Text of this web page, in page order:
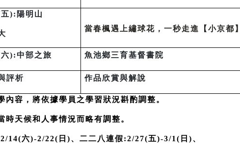
五): 陽明山
當春楓遇上繡球花，一秒走進【小京都】
六):中部之旅 魚池鄉三育基督書院
評析 作品欣賞與解說
容，將依據學員之學習狀況斟酌調整。
時天候和人事情況而略有調整。
14(六)-2/22(日)、二二八連假:2/27(五)-3/1(日)、